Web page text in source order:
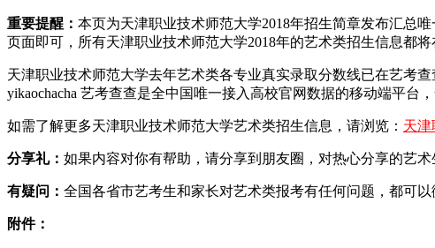
重要提醒： 本页为天津职业技术师范大学2018年招生简章发布汇总
页面即可，所有天津职业技术师范大学2018年的艺术类招生信息都将
天津职业技术师范大学去年艺术类各专业真实录取分数线已在艺考查
yikaochacha 艺考查查是全中国唯一接入高校官网数据的移动端平台
如需了解更多天津职业技术师范大学艺术类招生信息，请浏览： 天津
分享礼： 如果内容对你有帮助，请分享到朋友圈，对热心分享的艺
有疑问： 全国各省市艺考生和家长对艺术类报考有任何问题，都可
附件：